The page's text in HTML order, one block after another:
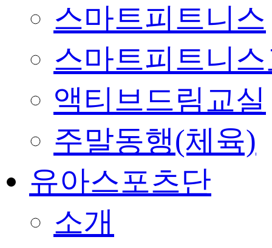
스마트피트니스
스마트피트니
액티브드림교실
주말동행(체육)
유아스포츠단
소개